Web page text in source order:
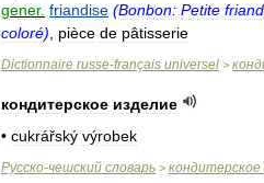
gener. friandise (Bonbon: Petite
coloré) pièce de pâtisserie
Dictionnaire russe-français universel >
кондитерское изделие
• cukrářský výrobek
Русско-чешский словарь > кондитерское